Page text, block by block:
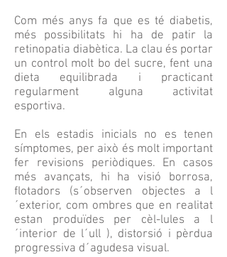
Com més anys fa que es té diabetis,
més possibilitats hi ha de patir la
retinopatia diabètica. La clau és portar
un control molt bo del sucre, fent una
dieta equilibrada i practicant
regularment alguna activitat
esportiva.
En els estadis inicials no es tenen
símptomes, per això és molt important
fer revisions periòdiques. En casos
més avançats, hi ha visió borrosa,
flotadors (s´observen objectes a l
´exterior, com ombres que en realitat
estan produïdes per cèl-lules a l
´interior de l´ull ), distorsió i pèrdua
progressiva d´agudesa visual.